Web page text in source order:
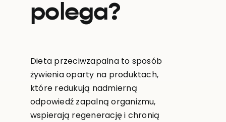
polega?
Dieta przeciwzapalna to sposób
żywienia oparty na produktach,
które redukują nadmierną
odpowiedź zapalną organizmu,
wspierają regenerację i chronią